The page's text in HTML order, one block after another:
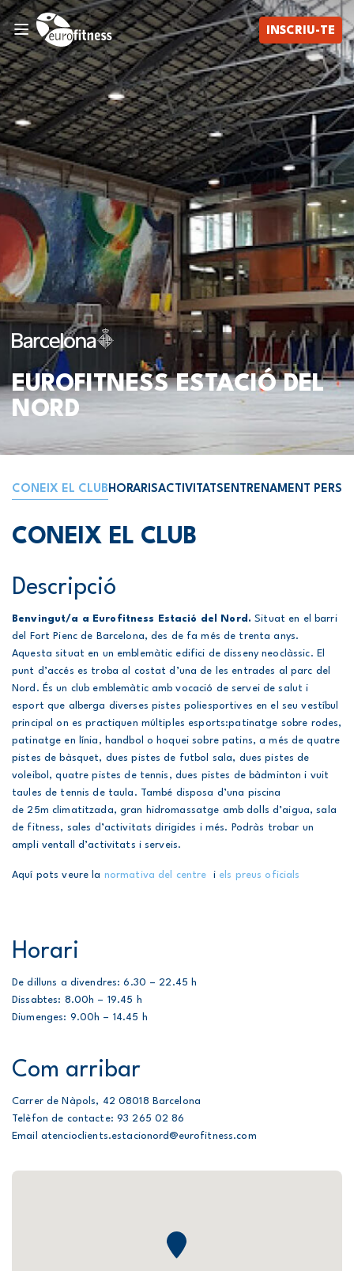
INSCRIU-TE
EUROFITNESS ESTACIÓ DEL
NORD
CONEIX EL CLUBHORARISACTIVITATSENTRENAMENT
CONEIX EL CLUB
Descripció
Benvingut/a a Eurofitness Estació del Nord. Situat en el barri
del Fort Pienc de Barcelona, des de fa més de trenta anys.
Aquesta situat en un emblemàtic edifici de disseny neoclàssic. El
punt d’accés es troba al costat d’una de les entrades al parc del
Nord. És un club emblemàtic amb vocació de servei de salut i
esport que alberga diverses pistes poliesportives en el seu vestíbul
principal on es practiquen múltiples esports:patinatge sobre rodes,
patinatge en línia, handbol o hoquei sobre patins, a més de quatre
pistes de bàsquet, dues pistes de futbol sala, dues pistes de
voleibol, quatre pistes de tennis, dues pistes de bàdminton i vuit
taules de tennis de taula. També disposa d’una piscina
de 25m climatitzada, gran hidromassatge amb dolls d’aigua, sala
de fitness, sales d’activitats dirigides i més. Podràs trobar un
ampli ventall d’activitats i serveis.
Aquí pots veure la normativa del centre i els preus oficials
Horari
De dilluns a divendres: 6.30 – 22.45 h
Dissabtes: 8.00h – 19.45 h
Diumenges: 9.00h – 14.45 h
Com arribar
Carrer de Nàpols, 42 08018 Barcelona
Telèfon de contacte: 93 265 02 86
Email atencioclients.estacionord@eurofitness.com